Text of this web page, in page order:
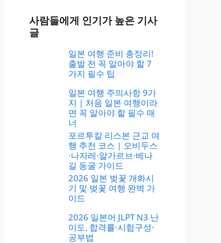
사람들에게 인기가 높은 기사
글
일본 여행 준비 총정리!
출발 전 꼭 알아야 할 7
가지 필수 팁
일본 여행 주의사항 9가
지｜처음 일본 여행이라
면 꼭 알아야 할 필수 매
너
포르투칼 리스본 근교 여
행 추천 코스｜오비두스
·나자레·알가르브·베나
길 동굴 가이드
2026 일본 벚꽃 개화시
기 및 벚꽃 여행 완벽 가
이드
2026 일본어 JLPT N3 난
이도, 합격률·시험구성·
공부법